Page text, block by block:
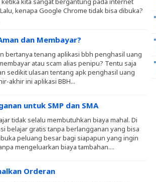
kenapa Google Chrome tidak bisa dibuka?
dan Membayar?
bertanya tenang aplikasi bbh penghasil uang
atau scam alias penipu? Tentu saja
sedikit ulasan tentang apk penghasil uang
akhir ini aplikasi BBH...
untuk SMP dan SMA
tidak selalu membutuhkan biaya mahal. Di
belajar gratis tanpa berlangganan yang bisa
peluang besar bagi siapapun yang ingin
mengeluarkan biaya tambahan....
Orderan